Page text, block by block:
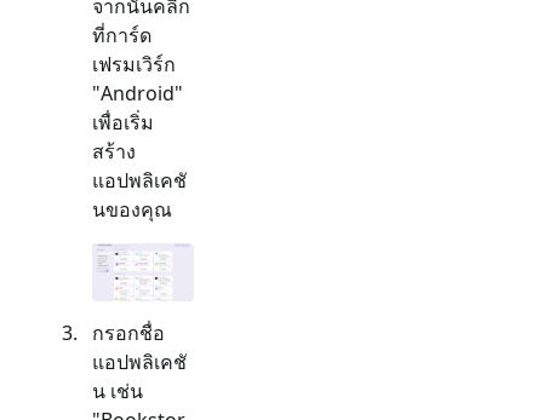
จากนั้นคลิก
ที่การ์ด
เฟรมเวิร์ก
"Android"
เพื่อเริ่ม
สร้าง
แอปพลิเคชั
นของคุณ
กรอกชื่อ
แอปพลิเคชั
น เช่น